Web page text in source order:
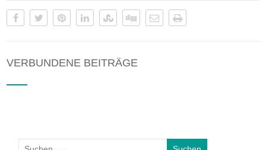
VERBUNDENE BEITRÄGE